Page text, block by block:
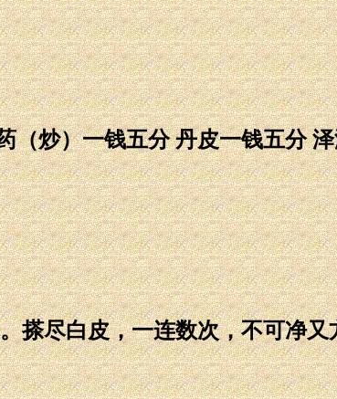
）一钱五分 丹皮一钱五分 泽
尽白皮，一连数次，不可净又